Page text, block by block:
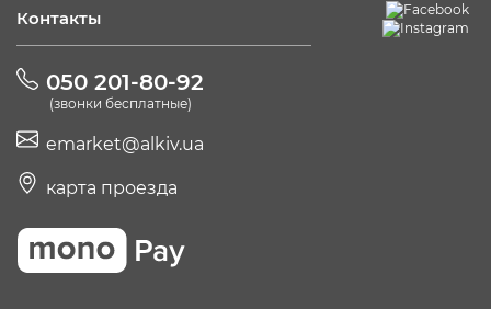
Контакты
050 201-80-92
(звонки бесплатные)
emarket@alkiv.ua
карта проезда